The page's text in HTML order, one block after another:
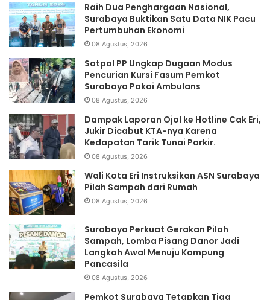
Raih Dua Penghargaan Nasional,
Surabaya Buktikan Satu Data NIK Pacu
Pertumbuhan Ekonomi
08 Agustus, 2026
Satpol PP Ungkap Dugaan Modus
Pencurian Kursi Fasum Pemkot
Surabaya Pakai Ambulans
08 Agustus, 2026
Dampak Laporan Ojol ke Hotline Cak Eri,
Jukir Dicabut KTA-nya Karena
Kedapatan Tarik Tunai Parkir.
08 Agustus, 2026
Wali Kota Eri Instruksikan ASN Surabaya
Pilah Sampah dari Rumah
08 Agustus, 2026
Surabaya Perkuat Gerakan Pilah
Sampah, Lomba Pisang Danor Jadi
Langkah Awal Menuju Kampung
Pancasila
08 Agustus, 2026
Pemkot Surabaya Tetapkan Tiga